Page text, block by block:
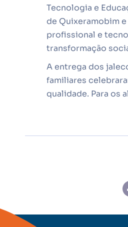
Tecnologia e
de Quixeramobim
profissional e
transformação
A entrega dos
familiares
qualidade. Para os